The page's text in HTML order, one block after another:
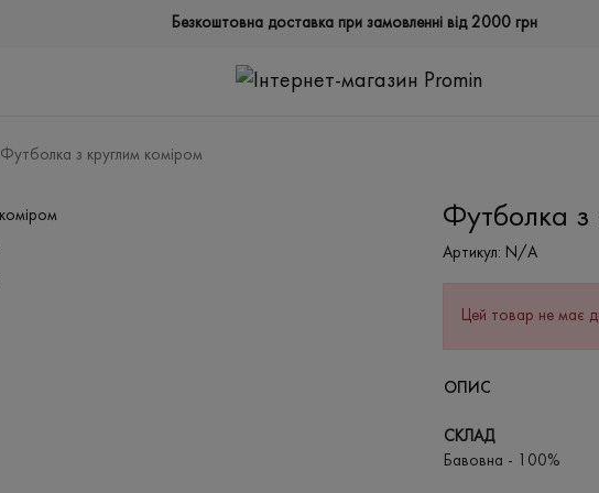
Безкоштовна доставка при замовленні від 2000 грн
Футболка з круглим коміром
Футболка з
Артикул: N/A
Цей товар не має
ОПИС
СКЛАД
Бавовна - 100%